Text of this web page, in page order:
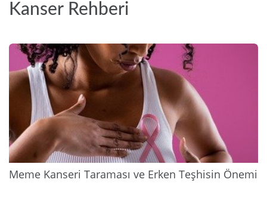
Kanser Rehberi
Meme Kanseri Taraması ve Erken Teşhisin Önemi